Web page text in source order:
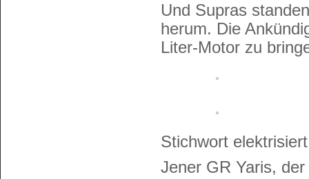
Und Supras
herum. Die
Liter-Motor zu
Stichwort
Jener GR Yaris,